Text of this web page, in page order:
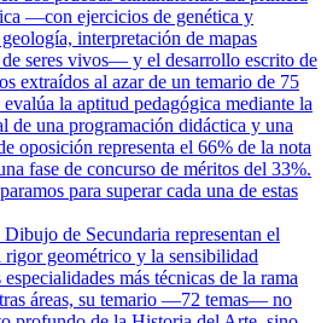
—con ejercicios de genética y
interpretación de mapas
seres vivos— y el desarrollo escrito de
extraídos al azar de un temario de 75
la aptitud pedagógica mediante la
de una programación didáctica y una
oposición representa el 66% de la nota
fase de concurso de méritos del 33%.
para superar cada una de estas
de Secundaria representan el
geométrico y la sensibilidad
más técnicas de la rama
áreas, su temario —72 temas— no